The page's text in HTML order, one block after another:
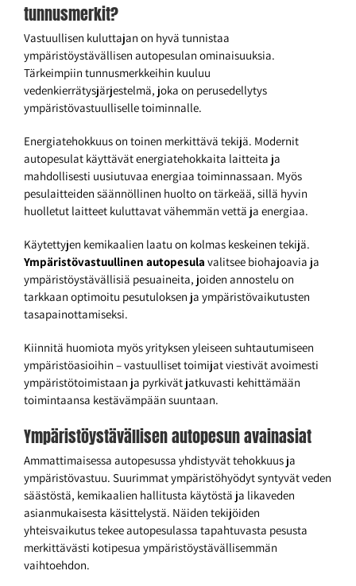
tunnusmerkit?
Vastuullisen kuluttajan on hyvä tunnistaa
ympäristöystävällisen autopesulan ominaisuuksia.
Tärkeimpiin tunnusmerkkeihin kuuluu
vedenkierrätysjärjestelmä, joka on perusedellytys
ympäristövastuulliselle toiminnalle.
Energiatehokkuus on toinen merkittävä tekijä. Modernit
autopesulat käyttävät energiatehokkaita laitteita ja
mahdollisesti uusiutuvaa energiaa toiminnassaan. Myös
pesulaitteiden säännöllinen huolto on tärkeää, sillä hyvin
huolletut laitteet kuluttavat vähemmän vettä ja energiaa.
Käytettyjen kemikaalien laatu on kolmas keskeinen tekijä.
Ympäristövastuullinen autopesula valitsee biohajoavia ja
ympäristöystävällisiä pesuaineita, joiden annostelu on
tarkkaan optimoitu pesutuloksen ja ympäristövaikutusten
tasapainottamiseksi.
Kiinnitä huomiota myös yrityksen yleiseen suhtautumiseen
ympäristöasioihin – vastuulliset toimijat viestivät avoimesti
ympäristötoimistaan ja pyrkivät jatkuvasti kehittämään
toimintaansa kestävämpään suuntaan.
Ympäristöystävällisen autopesun avainasiat
Ammattimaisessa autopesussa yhdistyvät tehokkuus ja
ympäristövastuu. Suurimmat ympäristöhyödyt syntyvät veden
säästöstä, kemikaalien hallitusta käytöstä ja likaveden
asianmukaisesta käsittelystä. Näiden tekijöiden
yhteisvaikutus tekee autopesulassa tapahtuvasta pesusta
merkittävästi kotipesua ympäristöystävällisemmän
vaihtoehdon.